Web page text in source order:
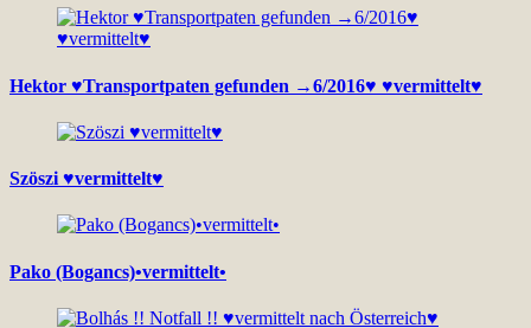
Hektor ♥Transportpaten gefunden →6/2016♥ ♥vermittelt♥
Szöszi ♥vermittelt♥
Pako (Bogancs)•vermittelt•